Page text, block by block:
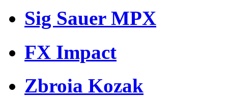
Sig Sauer MPX
FX Impact
Zbroia Kozak